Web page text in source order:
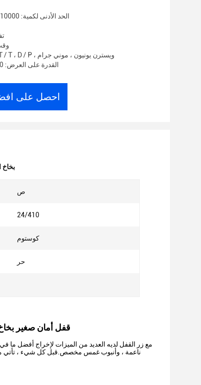
الحد الأدنى لكمية: 10000 جهاز كمبيوتر شخصى
وقت
شروط الدفع: L / C ، T / T ، D / P ، ويسترن يونيون ، موني جرام
القدرة على العرض: 50000 قطعة في اليوم
احصل على
بخاخ الزناد 24
ص
24/410
كوستوم
حر
قفل أمان صغير بخاخ الزناد البلاستيكي 24/410
ناعمة ، وأنبوب غمس مخصص.قبل كل شيء ، تأتي